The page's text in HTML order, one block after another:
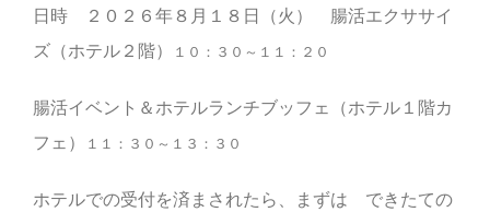
日時 ２０２６年８月１８日（火） 腸活エクササイ
ズ（ホテル２階）
１０：３０～１１：２０
腸活イベント＆ホテルランチブッフェ（ホテル１階カ
フェ）
１１：３０～１３：３０
ホテルでの受付を済まされたら、まずは できたての